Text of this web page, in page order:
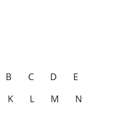
B C D
E
K L M
N